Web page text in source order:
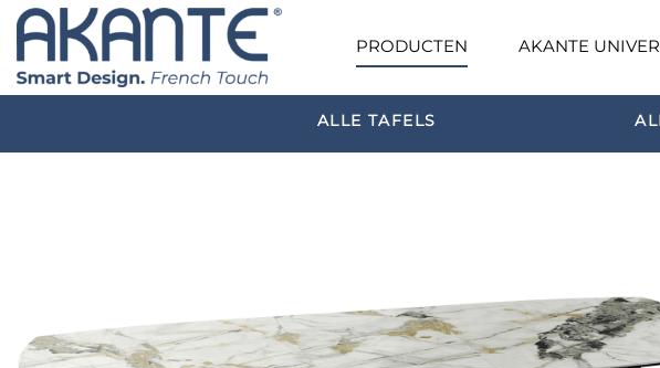
PRODUCTEN AKANTE
ALLE TAFELS